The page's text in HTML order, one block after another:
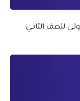
للصف الثاني